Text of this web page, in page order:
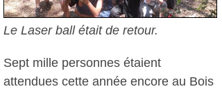
Le Laser ball était de retour.
Sept mille personnes étaient
attendues cette année encore au Bois